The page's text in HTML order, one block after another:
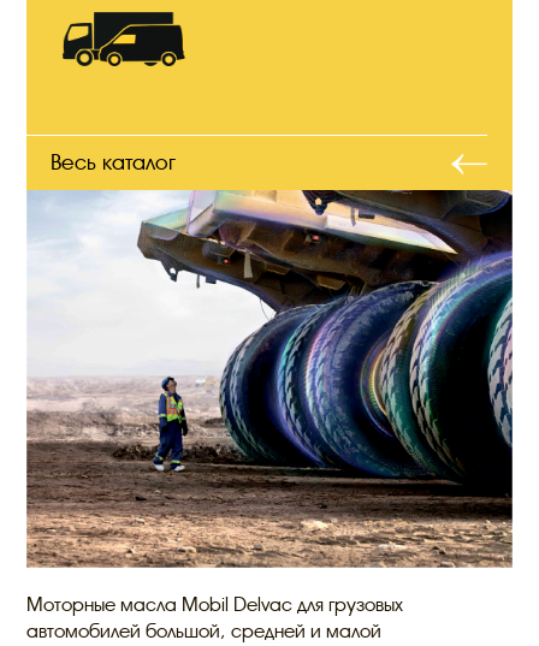
Весь каталог
Моторные масла Mobil Delvac для грузовых
автомобилей большой, средней и малой